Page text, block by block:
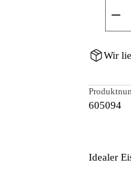
Wir
605094
Idealer